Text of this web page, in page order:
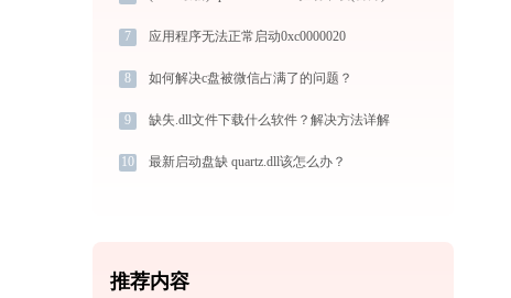
7 应用程序无法正常启动0xc0000020
8 如何解决c盘被微信占满了的问题？
9 缺失.dll文件下载什么软件？解决方法详解
10 最新启动盘缺 quartz.dll该怎么办？
推荐内容